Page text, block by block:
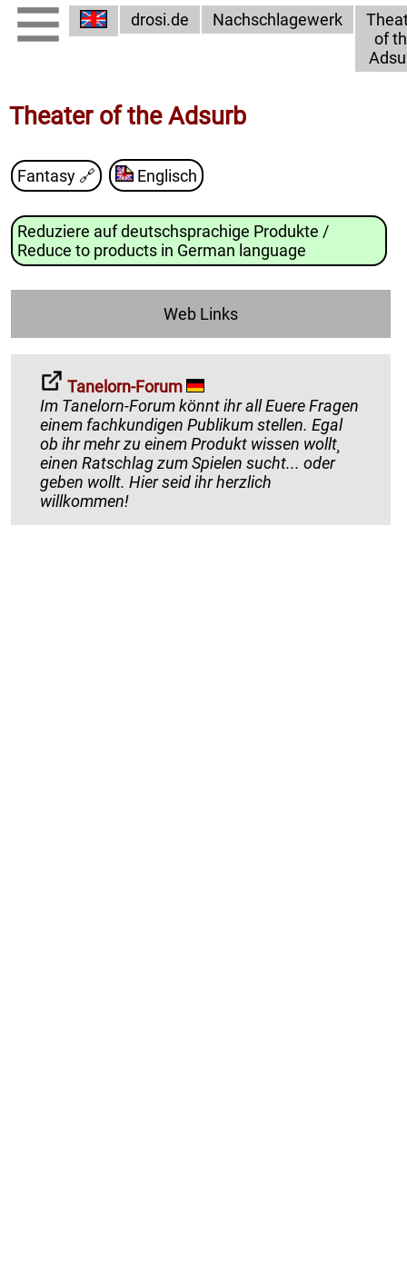
drosi.de Nachschlagewerk
of
Theater of the Adsurb
Fantasy 🔗 Englisch
Reduziere auf deutschsprachige Produkte /
Reduce to products in German language
Web Links
Tanelorn-Forum
Im Tanelorn-Forum könnt ihr all Euere Fragen
einem fachkundigen Publikum stellen. Egal
ob ihr mehr zu einem Produkt wissen wollt¸
einen Ratschlag zum Spielen sucht... oder
geben wollt. Hier seid ihr herzlich
willkommen!